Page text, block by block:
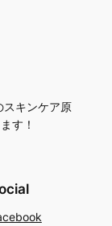
スキンケア原
す！